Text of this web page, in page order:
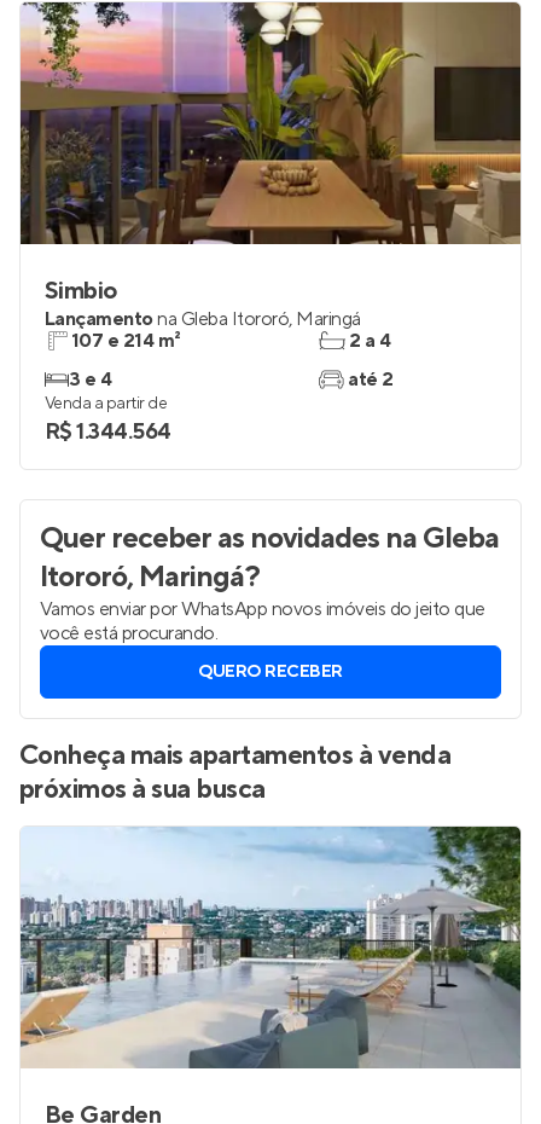
Simbio
Lançamentona Gleba Itororó, Maringá
107 e 214 m²
3 e 4
2 a 4
até 2
Venda a partir de
R$ 1.344.564
Quer receber as novidades na Gleba
Itororó, Maringá?
Vamos enviar por WhatsApp novos imóveis do jeito que
você está procurando.
QUERO RECEBER
Conheça mais apartamentos à venda
próximos à sua busca
Be Garden